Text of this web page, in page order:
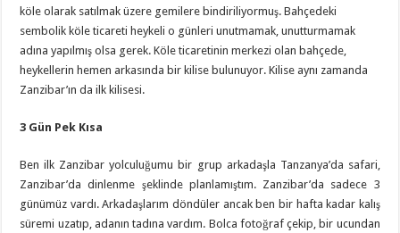
köle olarak satılmak üzere gemilere bindiriliyormuş. Bahçedeki
sembolik köle ticareti heykeli o günleri unutmamak, unutturmamak
adına yapılmış olsa gerek. Köle ticaretinin merkezi olan bahçede,
heykellerin hemen arkasında bir kilise bulunuyor. Kilise aynı zamanda
Zanzibar’ın da ilk kilisesi.
3 Gün Pek Kısa
Ben ilk Zanzibar yolculuğumu bir grup arkadaşla Tanzanya’da safari,
Zanzibar’da dinlenme şeklinde planlamıştım. Zanzibar’da sadece 3
günümüz vardı. Arkadaşlarım döndüler ancak ben bir hafta kadar kalış
süremi uzatıp, adanın tadına vardım. Bolca fotoğraf çekip, bir ucundan